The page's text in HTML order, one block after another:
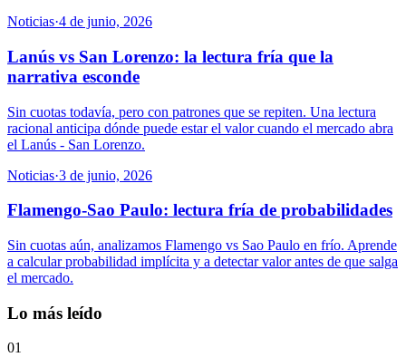
Noticias·4 de junio, 2026
Lanús vs San Lorenzo: la lectura fría que la
narrativa esconde
Sin cuotas todavía, pero con patrones que se repiten. Una lectura
racional anticipa dónde puede estar el valor cuando el mercado abra
el Lanús - San Lorenzo.
Noticias·3 de junio, 2026
Flamengo-Sao Paulo: lectura fría de probabilidades
Sin cuotas aún, analizamos Flamengo vs Sao Paulo en frío. Aprende
a calcular probabilidad implícita y a detectar valor antes de que salga
el mercado.
Lo más leído
01